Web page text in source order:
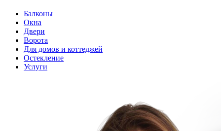
Балконы
Окна
Двери
Ворота
Для домов и коттеджей
Остекление
Услуги